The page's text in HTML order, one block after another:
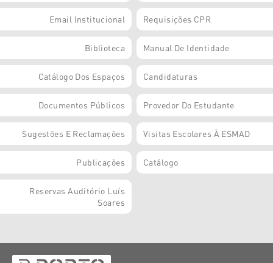
Email Institucional Requisições CPR
Biblioteca Manual De Identidade
Catálogo Dos Espaços Candidaturas
Documentos Públicos Provedor Do Estudante
Sugestões E Reclamações Visitas Escolares À ESMAD
Publicações Catálogo
Reservas Auditório Luís
Soares